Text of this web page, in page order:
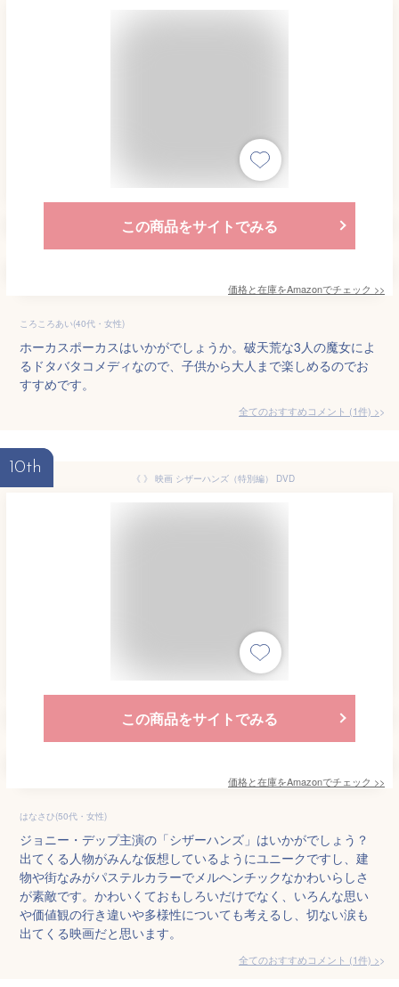
この商品をサイトでみる
価格と在庫をAmazonでチェック >>
ころころあい(40代・女性)
ホーカスポーカスはいかがでしょうか。破天荒な3人の魔女によ
るドタバタコメディなので、子供から大人まで楽しめるのでお
すすめです。
全てのおすすめコメント (1件) >
10th
《 》 映画 シザーハンズ（特別編） DVD
この商品をサイトでみる
価格と在庫をAmazonでチェック >>
はなさひ(50代・女性)
ジョニー・デップ主演の「シザーハンズ」はいかがでしょう？
出てくる人物がみんな仮想しているようにユニークですし、建
物や街なみがパステルカラーでメルヘンチックなかわいらしさ
が素敵です。かわいくておもしろいだけでなく、いろんな思い
や価値観の行き違いや多様性についても考えるし、切ない涙も
出てくる映画だと思います。
全てのおすすめコメント (1件) >